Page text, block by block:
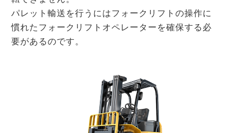
パレット輸送を行うにはフォークリフトの操作に
慣れたフォークリフトオペレーターを確保する必
要があるのです。